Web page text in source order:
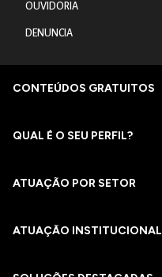
OUVIDORIA
DENUNCIA
CONTEÚDOS GRATUITOS
QUAL É O SEU PERFIL?
ATUAÇÃO POR SETOR
ATUAÇÃO INSTITUCIONAL